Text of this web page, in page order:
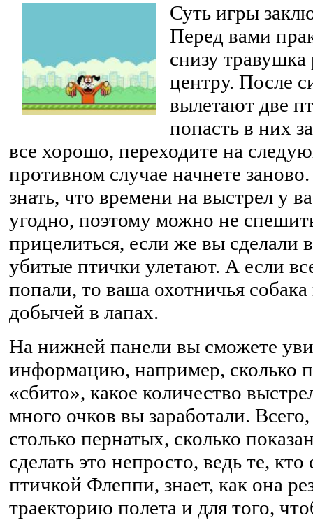
Суть игры
Перед вами
снизу
центру. После
вылетают две
попасть в них
все хорошо, переходите на
противном случае начнете
знать, что времени на выстрел у
угодно, поэтому можно не
прицелиться, если же вы сделали
убитые птички улетают. А если
попали, то ваша охотничья
добычей в лапах.
На нижней панели вы сможете
информацию, например, сколько
«сбито», какое количество
много очков вы заработали.
столько пернатых, сколько
сделать это непросто, ведь те, кто
птичкой Флеппи, знает, как она
траекторию полета и для того,